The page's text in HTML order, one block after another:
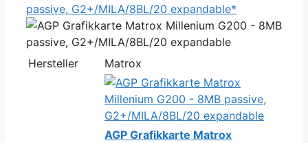
passive, G2+/MILA/8BL/20 expandable*
Hersteller Matrox
AGP Grafikkarte Matrox